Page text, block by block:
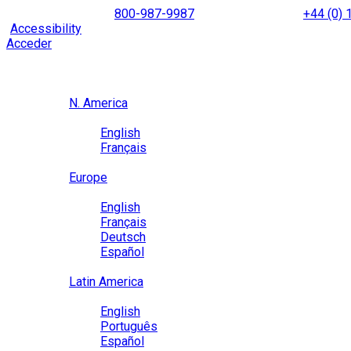
to
content
800-987-9987
+44 (0)
Accessibility
Acceder
N. America
English
Français
Europe
English
Français
Deutsch
Español
Latin America
English
Português
Español